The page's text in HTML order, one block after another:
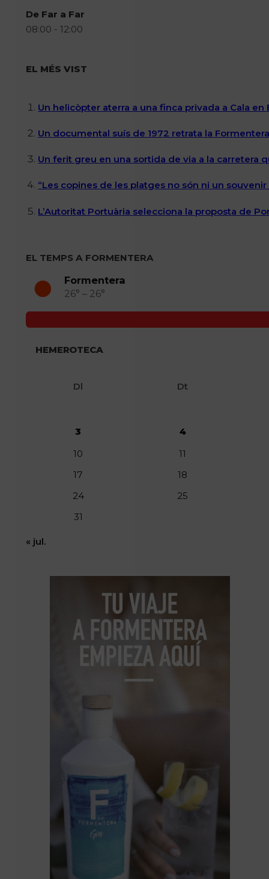
De Far a Far
08:00 - 12:00
EL MÉS VIST
Un helicòpter aterra a una finca privada a Cala
Un documental suís de 1972 retrata la
Un ferit greu en una sortida de via a la carretera
“Les copines de les platges no són ni un
L’Autoritat Portuària selecciona la proposta de
EL TEMPS A FORMENTERA
Formentera
26° – 26°
HEMEROTECA
Dl Dt
3
4
10
11
17
18
24
25
31
« jul.